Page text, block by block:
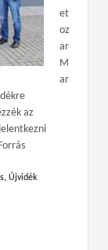
et
oz
ar
M
ar
az
, Újvidék